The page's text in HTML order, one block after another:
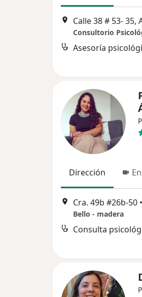
Calle 38 # 53-
Asesoría
Dirección
Cra. 49b #26b-50 •
Bello - madera
Consulta